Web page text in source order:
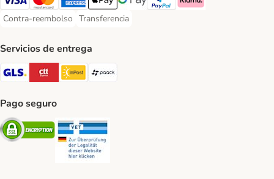
Visa Payment Method
Mastercard Payment Method
American Express Payment Method
Apple Pay Payment Method
Google Pay Payment Method
PayPal Payment Method
Klarna Payment Method
Contra-reembolso
Contra-reembolso Payment Method
Transferencia
Transferencia Payment Method
Servicios de entrega
GLS Shipping Method
CTTExpress Shipping Method
InPost Shipping Method
paack Shipping Method
Pago seguro
Security